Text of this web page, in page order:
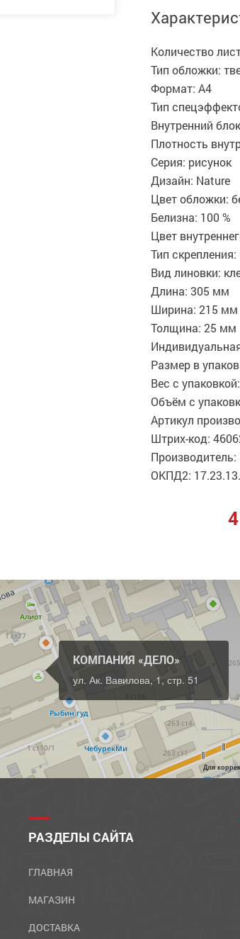
Количество
Тип обложки:
Формат: А4
Тип
Внутренний
Плотность
Серия: рисунок
Дизайн: Nature
Цвет обложки:
Белизна: 100 %
Цвет
Тип
Вид линовки:
Длина: 305 мм
Ширина: 215 мм
Толщина: 25 мм
Размер в
Вес с
Объём с
Артикул
Штрих-код:
Производитель:
ОКПД2:
КОМПАНИЯ «ДЕЛО»
ул. Ак. Вавилова, 1, стр. 51
Для
РАЗДЕЛЫ САЙТА
ГЛАВНАЯ
МАГАЗИН
ДОСТАВКА